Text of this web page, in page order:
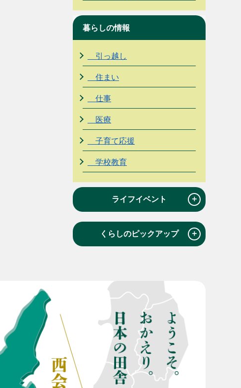
暮らしの情報
引っ越し
住まい
仕事
医療
子育て応援
学校教育
ライフイベント ＋
くらしのピックアップ ＋